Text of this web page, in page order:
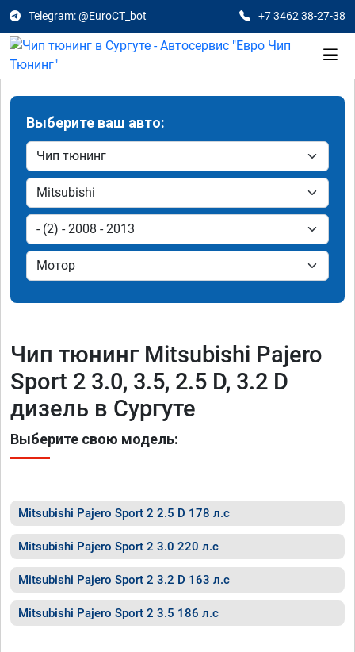
Telegram: @EuroCT_bot +7 3462 38-27-38
Выберите ваш авто:
Чип тюнинг Mitsubishi Pajero
Sport 2 3.0, 3.5, 2.5 D, 3.2 D
дизель в Сургуте
Выберите свою модель:
Mitsubishi Pajero Sport 2 2.5 D 178 л.с
Mitsubishi Pajero Sport 2 3.0 220 л.с
Mitsubishi Pajero Sport 2 3.2 D 163 л.с
Mitsubishi Pajero Sport 2 3.5 186 л.с